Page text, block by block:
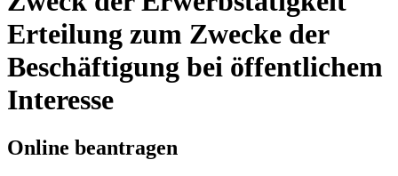
Erteilung zum Zwecke der
Beschäftigung bei öffentlichem
Interesse
Online beantragen